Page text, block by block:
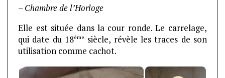
– Chambre de l’Horloge
Elle est située dans la cour ronde. Le carrelage,
qui date du 18ème siècle, révèle les traces de son
utilisation comme cachot.